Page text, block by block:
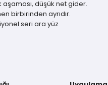
aşaması, düşük net gider.
birbirinden ayrıdır.
seri ara yüz